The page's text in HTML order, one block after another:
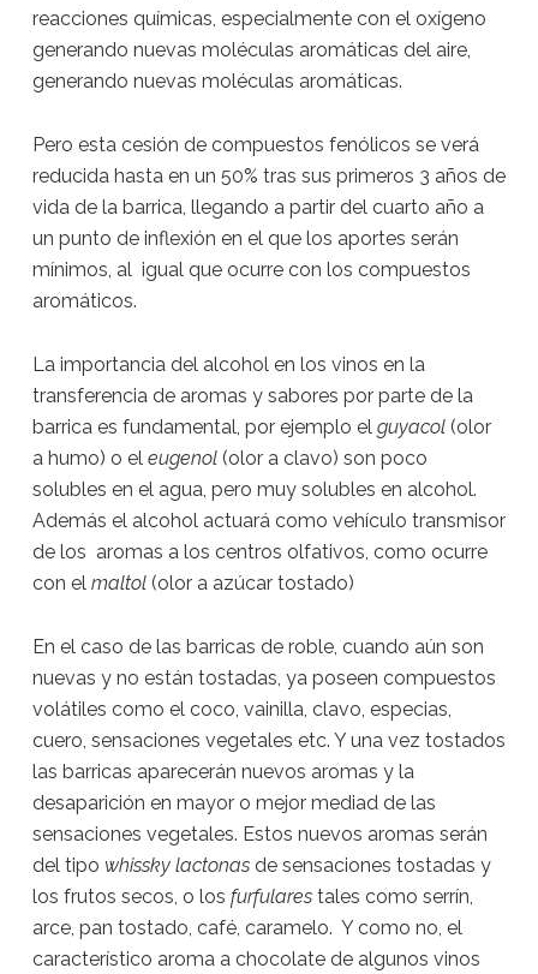
reacciones químicas, especialmente con el oxígeno
generando nuevas moléculas aromáticas del aire,
generando nuevas moléculas aromáticas.
Pero esta cesión de compuestos fenólicos se verá
reducida hasta en un 50% tras sus primeros 3 años de
vida de la barrica, llegando a partir del cuarto año a
un punto de inflexión en el que los aportes serán
mínimos, al igual que ocurre con los compuestos
aromáticos.
La importancia del alcohol en los vinos en la
transferencia de aromas y sabores por parte de la
barrica es fundamental, por ejemplo el guyacol(olor
a humo) o el eugenol(olor a clavo) son poco
solubles en el agua, pero muy solubles en alcohol.
Además el alcohol actuará como vehículo transmisor
de los aromas a los centros olfativos, como ocurre
con el maltol(olor a azúcar tostado)
En el caso de las barricas de roble, cuando aún son
nuevas y no están tostadas, ya poseen compuestos
volátiles como el coco, vainilla, clavo, especias,
cuero, sensaciones vegetales etc. Y una vez tostados
las barricas aparecerán nuevos aromas y la
desaparición en mayor o mejor mediad de las
sensaciones vegetales. Estos nuevos aromas serán
del tipo whissky lactonasde sensaciones tostadas y
los frutos secos, o los furfularestales como serrín,
arce, pan tostado, café, caramelo. Y como no, el
característico aroma a chocolate de algunos vinos